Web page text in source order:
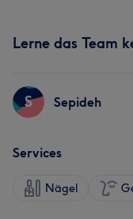
Lerne das Team
S Sepideh
Services
Nägel